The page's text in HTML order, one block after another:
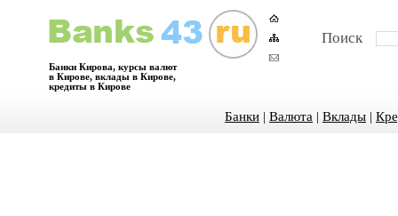
Банки Кирова, курсы валют
в Кирове, вклады в Кирове,
кредиты в Кирове
Поиск
Банки | Валюта | Вклады |